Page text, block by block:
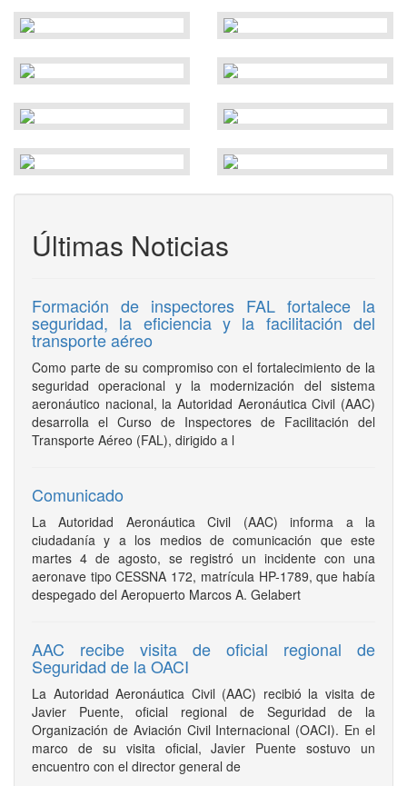
Últimas Noticias
Formación de inspectores FAL fortalece la
seguridad, la eficiencia y la facilitación del
transporte aéreo
Como parte de su compromiso con el fortalecimiento de la
seguridad operacional y la modernización del sistema
aeronáutico nacional, la Autoridad Aeronáutica Civil (AAC)
desarrolla el Curso de Inspectores de Facilitación del
Transporte Aéreo (FAL), dirigido a l
Comunicado
La Autoridad Aeronáutica Civil (AAC) informa a la
ciudadanía y a los medios de comunicación que este
martes 4 de agosto, se registró un incidente con una
aeronave tipo CESSNA 172, matrícula HP-1789, que había
despegado del Aeropuerto Marcos A. Gelabert
AAC recibe visita de oficial regional de
Seguridad de la OACI
La Autoridad Aeronáutica Civil (AAC) recibió la visita de
Javier Puente, oficial regional de Seguridad de la
Organización de Aviación Civil Internacional (OACI). En el
marco de su visita oficial, Javier Puente sostuvo un
encuentro con el director general de